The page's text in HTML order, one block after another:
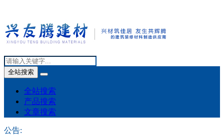
全站搜索
全站搜索
产品搜索
文章搜索
公告: